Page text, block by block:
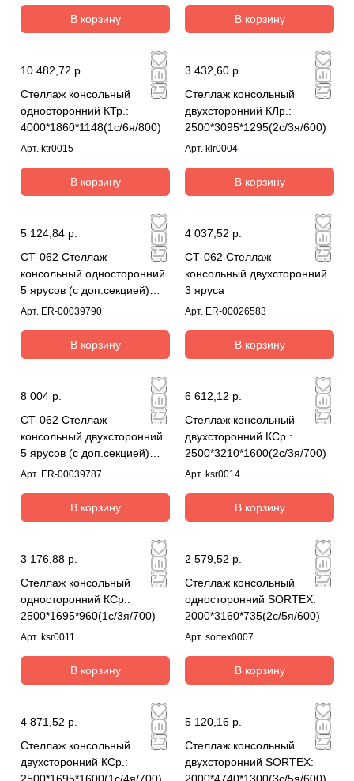
В корзину В корзину
10 482,72 р.
Стеллаж консольный
односторонний КТр.:
4000*1860*1148(1с/6я/800)
Арт. ktr0015
В корзину
3 432,60 р.
Стеллаж консольный
двухсторонний КЛр.:
2500*3095*1295(2с/3я/600)
Арт. klr0004
В корзину
5 124,84 р.
СТ-062 Стеллаж
консольный односторонний
5 ярусов (с доп.секцией)
комплект
Арт. ER-00039790
В корзину
4 037,52 р.
СТ-062 Стеллаж
консольный двухсторонний
3 яруса
Арт. ER-00026583
В корзину
8 004 р.
СТ-062 Стеллаж
консольный двухсторонний
5 ярусов (с доп.секцией)
комплект
Арт. ER-00039787
В корзину
6 612,12 р.
Стеллаж консольный
двухсторонний КСр.:
2500*3210*1600(2с/3я/700)
Арт. ksr0014
В корзину
3 176,88 р.
Стеллаж консольный
односторонний КСр.:
2500*1695*960(1с/3я/700)
Арт. ksr0011
В корзину
2 579,52 р.
Стеллаж консольный
односторонний SORTEX:
2000*3160*735(2с/5я/600)
Арт. sortex0007
В корзину
4 871,52 р.
Стеллаж консольный
двухсторонний КСр.:
5 120,16 р.
Стеллаж консольный
двухсторонний SORTEX: